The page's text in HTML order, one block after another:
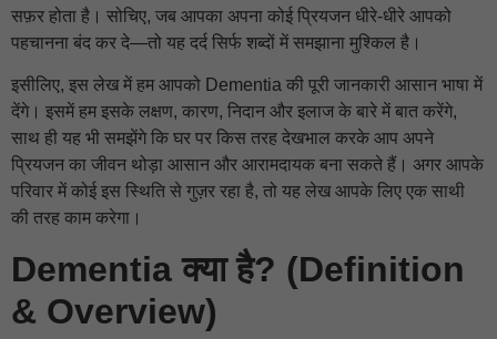
सफ़र होता है। सोचिए, जब आपका अपना कोई प्रियजन धीरे-धीरे आपको
पहचानना बंद कर दे—तो यह दर्द सिर्फ शब्दों में समझाना मुश्किल है।
इसीलिए, इस लेख में हम आपको Dementia की पूरी जानकारी आसान भाषा में
देंगे। इसमें हम इसके लक्षण, कारण, निदान और इलाज के बारे में बात करेंगे,
साथ ही यह भी समझेंगे कि घर पर किस तरह देखभाल करके आप अपने
प्रियजन का जीवन थोड़ा आसान और आरामदायक बना सकते हैं। अगर आपके
परिवार में कोई इस स्थिति से गुज़र रहा है, तो यह लेख आपके लिए एक साथी
की तरह काम करेगा।
Dementia क्या है? (Definition
& Overview)